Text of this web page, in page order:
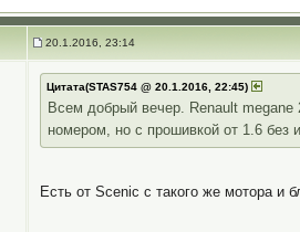
20.1.2016, 23:14
Цитата(STAS754 @ 20.1.2016, 22:45)
Всем добрый вечер. Renault
номером, но с прошивкой от 1.6 без
Есть от Scenic с такого же мотора и